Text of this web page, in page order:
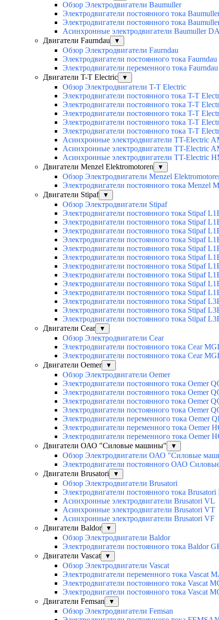
Обзор Электродвигатели Baumuller
Электродвигатели постоянного тока
Электродвигатели постоянного тока
Асинхронные электродвигатели Baumuller
Двигатели Faurndau
▼
Обзор Электродвигатели Faurndau
Электродвигатели постоянного тока Faurndau
Электродвигатели переменного тока
Двигатели T-T Electric
▼
Обзор Электродвигатели T-T Electric
Электродвигатели постоянного тока T-T
Электродвигатели постоянного тока T-T
Электродвигатели постоянного тока T-T
Электродвигатели постоянного тока T-T
Электродвигатели постоянного тока T-T
Асинхронные электродвигатели TT-Electric
Асинхронные электродвигатели TT-Electric
Асинхронные электродвигатели TT-Electric
Двигатели Menzel Elektromotoren
▼
Обзор Электродвигатели Menzel
Электродвигатели постоянного тока Menzel
Двигатели Stipaf
▼
Обзор Электродвигатели Stipaf
Электродвигатели постоянного тока Stipaf
Электродвигатели постоянного тока Stipaf
Электродвигатели постоянного тока Stipaf
Электродвигатели постоянного тока Stipaf
Электродвигатели постоянного тока Stipaf
Электродвигатели постоянного тока Stipaf
Электродвигатели постоянного тока Stipaf
Электродвигатели постоянного тока Stipaf
Электродвигатели постоянного тока Stipaf
Электродвигатели постоянного тока Stipaf
Электродвигатели постоянного тока Stipaf
Электродвигатели постоянного тока Stipaf
Электродвигатели постоянного тока Stipaf
Двигатели Cear
▼
Обзор Электродвигатели Cear
Электродвигатели постоянного тока Cear
Электродвигатели постоянного тока Cear
Двигатели Oemer
▼
Обзор Электродвигатели Oemer
Электродвигатели постоянного тока Oemer
Электродвигатели постоянного тока Oemer
Электродвигатели постоянного тока Oemer
Электродвигатели постоянного тока Oemer
Электродвигатели переменного тока Oemer
Электродвигатели переменного тока Oemer
Электродвигатели переменного тока Oemer
Двигатели ОАО "Силовые машины"
▼
Обзор Электродвигатели ОАО "Силовые
Электродвигатели постоянного ОАО
Двигатели Brusatori
▼
Обзор Электродвигатели Brusatori
Электродвигатели постоянного тока
Асинхронные электродвигатели Brusatori VL
Асинхронные электродвигатели Brusatori VT
Асинхронные электродвигатели Brusatori VF
Двигатели Baldor
▼
Обзор Электродвигатели Baldor
Электродвигатели постоянного тока Baldor
Двигатели Vascat
▼
Обзор Электродвигатели Vascat
Электродвигатели переменного тока Vascat
Электродвигатели постоянного тока Vascat
Электродвигатели постоянного тока Vascat
Двигатели Femsan
▼
Обзор Электродвигатели Femsan